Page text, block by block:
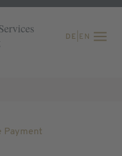
DE EN
Payment